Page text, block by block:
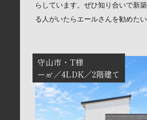
らしています。ぜひ知り合いで新
る人がいたらエールさんを勧めたい
守山市
T様
ー㎡
4LDK 2階建て